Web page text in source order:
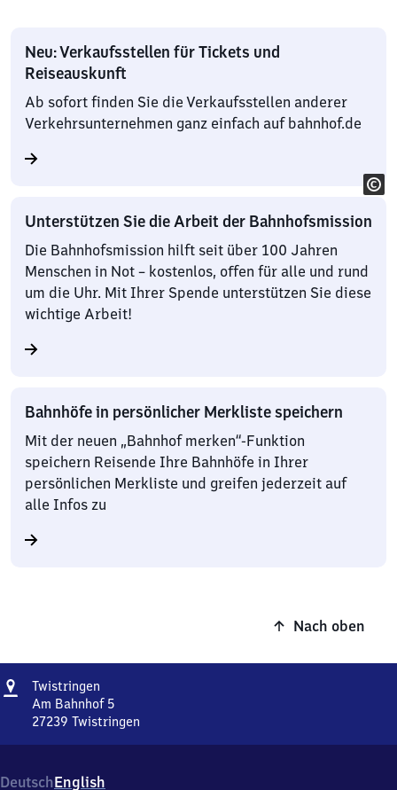
Neu: Verkaufsstellen für Tickets und
Reiseauskunft
Ab sofort finden Sie die Verkaufsstellen anderer
Verkehrsunternehmen ganz einfach auf bahnhof.de
Unterstützen Sie die Arbeit der Bahnhofsmission
Die Bahnhofsmission hilft seit über 100 Jahren
Menschen in Not – kostenlos, offen für alle und rund
um die Uhr. Mit Ihrer Spende unterstützen Sie diese
wichtige Arbeit!
Bahnhöfe in persönlicher Merkliste speichern
Mit der neuen „Bahnhof merken“-Funktion
speichern Reisende Ihre Bahnhöfe in Ihrer
persönlichen Merkliste und greifen jederzeit auf
alle Infos zu
Nach oben
Adresse
Twistringen
Am Bahnhof 5
27239 Twistringen
Bahnhof
DeutschEnglish